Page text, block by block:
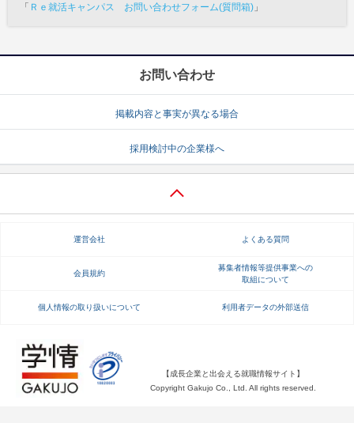
「 Ｒｅ就活キャンパス お問い合わせフォーム(質問箱) 」
お問い合わせ
掲載内容と事実が異なる場合
採用検討中の企業様へ
運営会社 よくある質問
会員規約
募集者情報等提供事業への
取組について
個人情報の取り扱いについて 利用者データの外部送信
【成長企業と出会える就職情報サイト】
Copyright Gakujo Co., Ltd. All rights reserved.